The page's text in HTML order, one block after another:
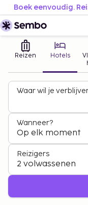
Boek eenvoudig.
Reizen Hotels
Waar wil je
Wanneer?
Op elk moment
Reizigers
2 volwassenen